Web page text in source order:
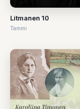
Litmanen 10
Tammi